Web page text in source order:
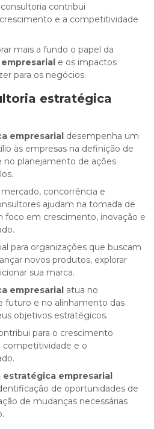
contribui
e a competitividade
mais a fundo o papel da
e os impactos
para os negócios.
estratégica
empresarial desempenha um
às empresas na definição de
no planejamento de ações
concorrência e
ajudam na tomada de
foco em crescimento, inovação e
para organizações que buscam
novos produtos, explorar
sua marca.
empresarial atua no
futuro e no alinhamento das
objetivos estratégicos.
para o crescimento
competitividade e o
empresarial
de oportunidades de
de mudanças necessárias